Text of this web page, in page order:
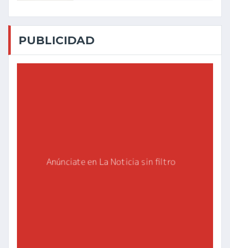
PUBLICIDAD